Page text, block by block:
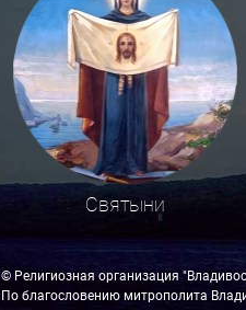
Святыни
© Религиозная организация
По благословению митрополита